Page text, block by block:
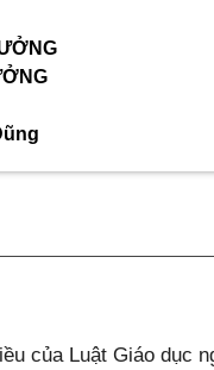
của Luật Giáo dục